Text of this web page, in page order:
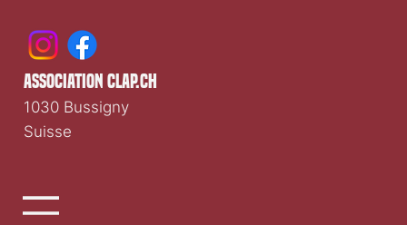
association clap.ch
1030 Bussigny
Suisse